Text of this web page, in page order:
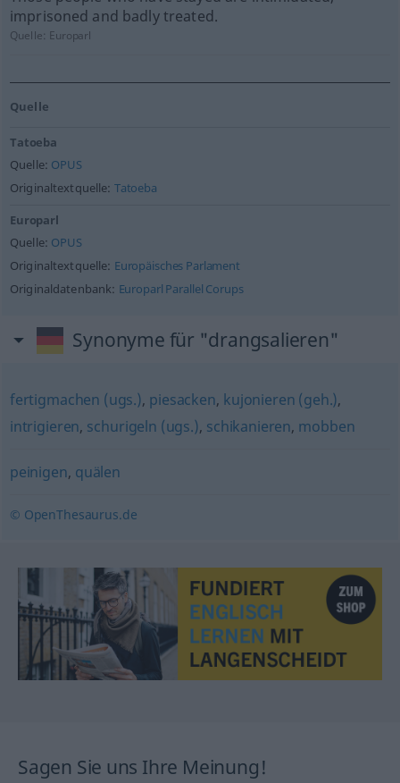
imprisoned and badly treated.
Quelle: Europarl
Quelle
Tatoeba
Quelle: OPUS
Originaltextquelle: Tatoeba
Europarl
Quelle: OPUS
Originaltextquelle: Europäisches Parlament
Originaldatenbank: Europarl Parallel Corups
Synonyme für "drangsalieren"
fertigmachen (ugs.), piesacken, kujonieren (geh.),
intrigieren, schurigeln (ugs.), schikanieren, mobben
peinigen, quälen
© OpenThesaurus.de
Sagen Sie uns Ihre Meinung!